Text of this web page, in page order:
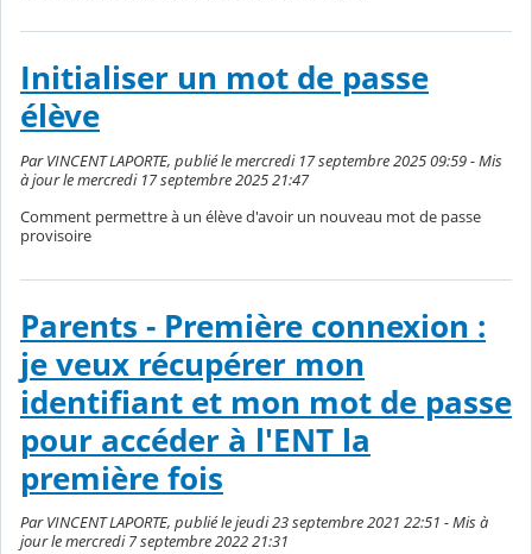
Initialiser un mot de passe
élève
Par VINCENT LAPORTE, publié le mercredi 17 septembre 2025 09:59 - Mis
à jour le mercredi 17 septembre 2025 21:47
Comment permettre à un élève d'avoir un nouveau mot de passe
provisoire
Parents - Première connexion :
je veux récupérer mon
identifiant et mon mot de passe
pour accéder à l'ENT la
première fois
Par VINCENT LAPORTE, publié le jeudi 23 septembre 2021 22:51 - Mis à
jour le mercredi 7 septembre 2022 21:31